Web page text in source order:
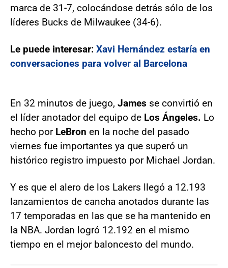
marca de 31-7, colocándose detrás sólo de los
líderes Bucks de Milwaukee (34-6).
Le puede interesar: Xavi Hernández estaría en
conversaciones para volver al Barcelona
En 32 minutos de juego, James se convirtió en
el líder anotador del equipo de Los Ángeles. Lo
hecho porLeBron en la noche del pasado
viernes fue importantes ya que superó un
histórico registro impuesto por Michael Jordan.
Y es que el alero de los Lakers llegó a 12.193
lanzamientos de cancha anotados durante las
17 temporadas en las que se ha mantenido en
la NBA. Jordan logró 12.192 en el mismo
tiempo en el mejor baloncesto del mundo.